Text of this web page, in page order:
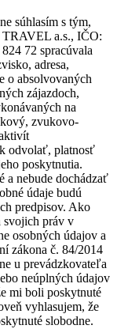
súhlasím s tým,
a.s., IČO:
72 spracúvala
adresa,
o absolvovaných
zájazdoch,
na
zvukovo-
odvolať, platnosť
poskytnutia.
a nebude dochádzať
údaje budú
predpisov. Ako
svojich práv v
osobných údajov a
zákona č. 84/2014
u prevádzkovateľa
neúplných údajov
mi boli poskytnuté
vyhlasujem, že
slobodne.